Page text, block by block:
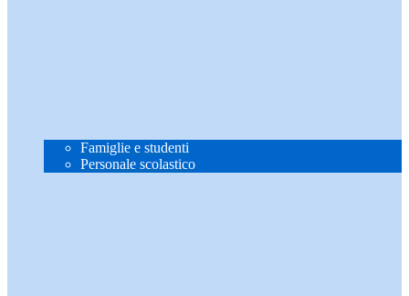
Famiglie e studenti
Personale scolastico